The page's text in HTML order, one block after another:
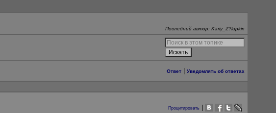
Последний автор: Kariy_Z?lupkin
Ответ Уведомлять об ответах
Процитировать